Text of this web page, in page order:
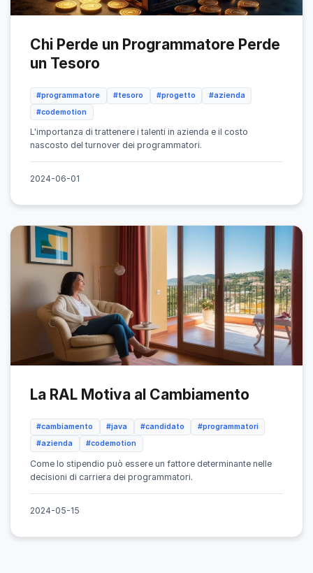
Chi Perde un Programmatore Perde
un Tesoro
#programmatore #tesoro #progetto
#azienda
#codemotion
L'importanza di trattenere i talenti in azienda e il costo
nascosto del turnover dei programmatori.
2024-06-01
La RAL Motiva al Cambiamento
#cambiamento #java #candidato
#programmatori
#azienda
#codemotion
Come lo stipendio può essere un fattore determinante nelle
decisioni di carriera dei programmatori.
2024-05-15